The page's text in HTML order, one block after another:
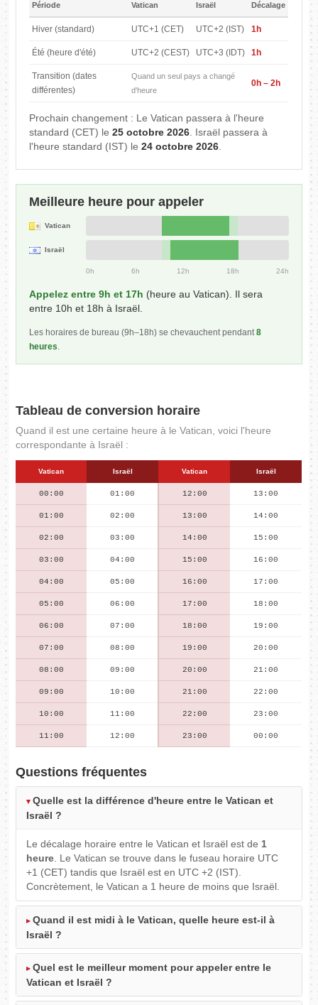
Période Vatican Israël Décalage
Hiver (standard) UTC+1 (CET) UTC+2 (IST) 1h
Été (heure d'été) UTC+2 (CEST) UTC+3 (IDT) 1h
Transition (dates
différentes)
Quand un seul pays a changé
d'heure
0h – 2h
Prochain changement : Le Vatican passera à l'heure
standard (CET) le25 octobre 2026. Israël passera à
l'heure standard (IST) le24 octobre 2026.
Meilleure heure pour appeler
Vatican
Israël
0h 6h 12h 18h 24h
Appelez entre 9h et 17h (heure au Vatican). Il sera
entre 10h et 18h à Israël.
Les horaires de bureau (9h–18h) se chevauchent pendant8
heures.
Tableau de conversion horaire
Quand il est une certaine heure à le Vatican, voici l'heure
correspondante à Israël :
Vatican Israël Vatican Israël
00:00 01:00 12:00 13:00
01:00 02:00 13:00 14:00
02:00 03:00 14:00 15:00
03:00 04:00 15:00 16:00
04:00 05:00 16:00 17:00
05:00 06:00 17:00 18:00
06:00 07:00 18:00 19:00
07:00 08:00 19:00 20:00
08:00 09:00 20:00 21:00
09:00 10:00 21:00 22:00
10:00 11:00 22:00 23:00
11:00 12:00 23:00 00:00
Questions fréquentes
Quelle est la différence d'heure entre le Vatican et
Israël ?
Le décalage horaire entre le Vatican et Israël est de 1
heure. Le Vatican se trouve dans le fuseau horaire UTC
+1 (CET) tandis que Israël est en UTC +2 (IST).
Concrètement, le Vatican a 1 heure de moins que Israël.
Quand il est midi à le Vatican, quelle heure est-il à
Israël ?
Quel est le meilleur moment pour appeler entre le
Vatican et Israël ?